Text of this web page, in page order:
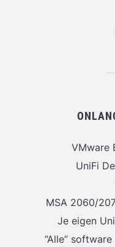
VMware
UniFi
MSA 2060/
Je eigen
“Alle”